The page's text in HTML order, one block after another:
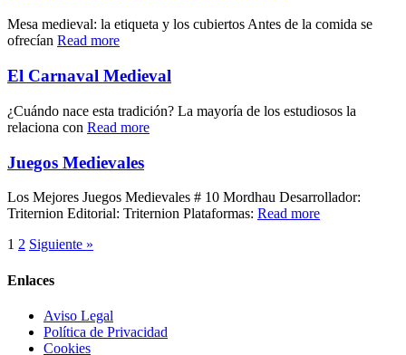
Mesa medieval: la etiqueta y los cubiertos Antes de la comida se
ofrecían Read more
El Carnaval Medieval
¿Cuándo nace esta tradición? La mayoría de los estudiosos la
relaciona con Read more
Juegos Medievales
Los Mejores Juegos Medievales # 10 Mordhau Desarrollador:
Triternion Editorial: Triternion Plataformas: Read more
1 2 Siguiente »
Enlaces
Aviso Legal
Política de Privacidad
Cookies